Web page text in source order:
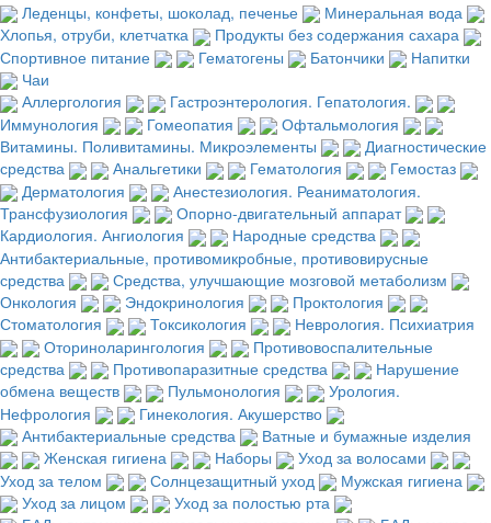
Леденцы, конфеты, шоколад, печенье
Минеральная вода
Хлопья, отруби, клетчатка
Продукты без содержания сахара
Спортивное питание
Гематогены Батончики
Напитки
Чаи
Аллергология
Гастроэнтерология. Гепатология.
Иммунология
Гомеопатия
Офтальмология
Витамины. Поливитамины. Микроэлементы
Диагностические
средства
Анальгетики Гематология
Гемостаз
Дерматология
Анестезиология. Реаниматология.
Трансфузиология
Опорно-двигательный аппарат
Кардиология. Ангиология
Народные средства
Антибактериальные, противомикробные, противовирусные
средства
Средства, улучшающие мозговой метаболизм
Онкология
Эндокринология
Проктология
Стоматология
Токсикология
Неврология. Психиатрия
Оториноларингология
Противовоспалительные
средства
Противопаразитные средства
Нарушение
обмена веществ
Пульмонология
Урология.
Нефрология
Гинекология. Акушерство
Антибактериальные средства
Ватные и бумажные изделия
Женская гигиена
Наборы
Уход за волосами
Уход за телом
Солнцезащитный уход
Мужская гигиена
Уход за лицом
Уход за полостью рта